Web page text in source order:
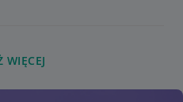
WIĘCEJ